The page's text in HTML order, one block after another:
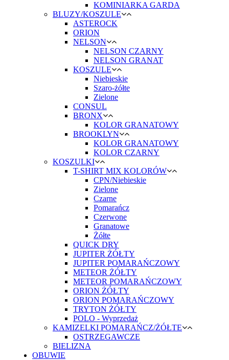
KOMINIARKA GARDA
BLUZY/KOSZULE
ASTEROCK
ORION
NELSON
NELSON CZARNY
NELSON GRANAT
KOSZULE
Niebieskie
Szaro-żółte
Zielone
CONSUL
BRONX
KOLOR GRANATOWY
BROOKLYN
KOLOR GRANATOWY
KOLOR CZARNY
KOSZULKI
T-SHIRT MIX KOLORÓW
CPN/Niebieskie
Zielone
Czarne
Pomarańcz
Czerwone
Granatowe
Żółte
QUICK DRY
JUPITER ŻÓŁTY
JUPITER POMARAŃCZOWY
METEOR ŻÓŁTY
METEOR POMARAŃCZOWY
ORION ŻÓŁTY
ORION POMARAŃCZOWY
TRYTON ŻÓŁTY
POLO - Wyprzedaż
KAMIZELKI POMARAŃCZ/ŻÓŁTE
OSTRZEGAWCZE
BIELIZNA
OBUWIE